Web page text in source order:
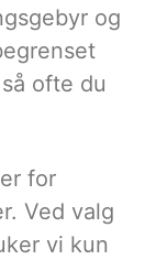
og
ofte du
for
Ved valg
vi kun